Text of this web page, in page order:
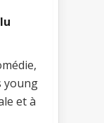
young
et à